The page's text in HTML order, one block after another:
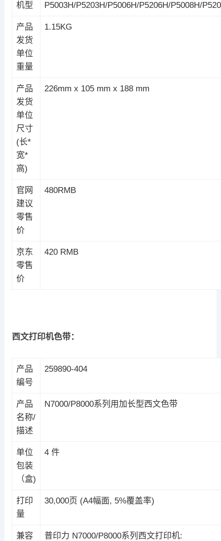
机型
P5003H/P5203H/P5006H/P5206H/P5008H/
产品
发货
单位
重量
1.15KG
产品
发货
单位
尺寸
(长*
宽*
高)
226mm x 105 mm x 188 mm
官网
建议
零售
价
480RMB
京东
零售
价
420 RMB
西文打印机色带：
产品
编号
259890-404
产品
名称/
描述
N7000/P8000系列用加长型西文色带
单位
包装
（盒)
4 件
打印
量
30,000页 (A4幅面, 5%覆盖率)
兼容
普印力 N7000/P8000系列西文打印机: